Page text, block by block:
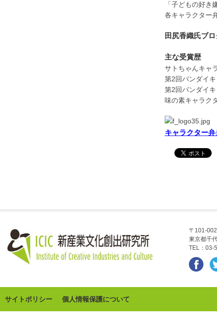
「子どもの好
各キャラクター
田尻香織氏ブ
主な受賞歴
サトちゃんキ
第2回バンダイ
第2回バンダイ
味の素キャラク
キャラクター
〒101-
東京都千
TEL：
サイトポリシー 個人情報保護について